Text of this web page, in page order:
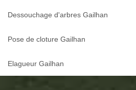
Dessouchage d'arbres Gailhan
Pose de cloture Gailhan
Elagueur Gailhan